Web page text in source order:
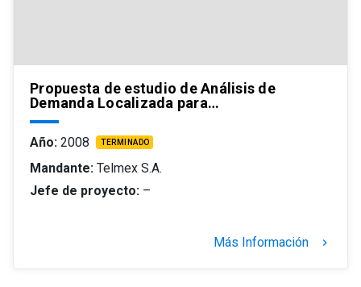
Propuesta de estudio de Análisis de
Demanda Localizada para…
Año: 2008 TERMINADO
Mandante: Telmex S.A.
Jefe de proyecto: –
Más Información keyboard_arrow_right